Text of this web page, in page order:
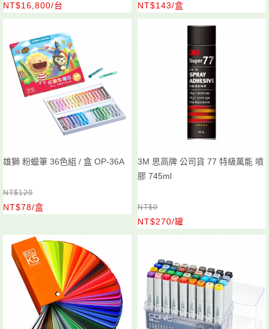
NT$16,800/台 NT$143/盒
雄獅 粉蠟筆 36色組 / 盒 OP-36A
NT$120
NT$78/盒
3M 思高牌 公司貨 77 特級萬能 噴
膠 745ml
NT$0
NT$270/罐